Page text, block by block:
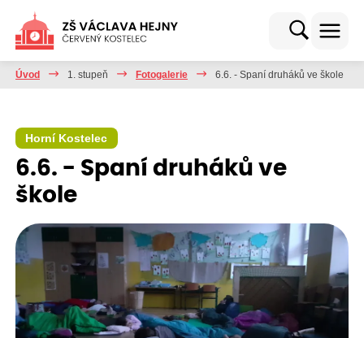
Úvod 1. stupeň Fotogalerie 6.6. - Spaní druháků ve škole
Horní Kostelec
6.6. - Spaní druháků ve
škole